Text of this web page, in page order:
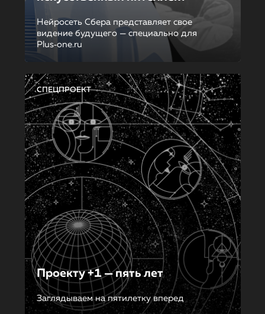
Нейросеть Сбера представляет свое
видение будущего — специально для
Plus‑one.ru
СПЕЦПРОЕКТ
Проекту +1 — пять лет
Заглядываем на пятилетку вперед